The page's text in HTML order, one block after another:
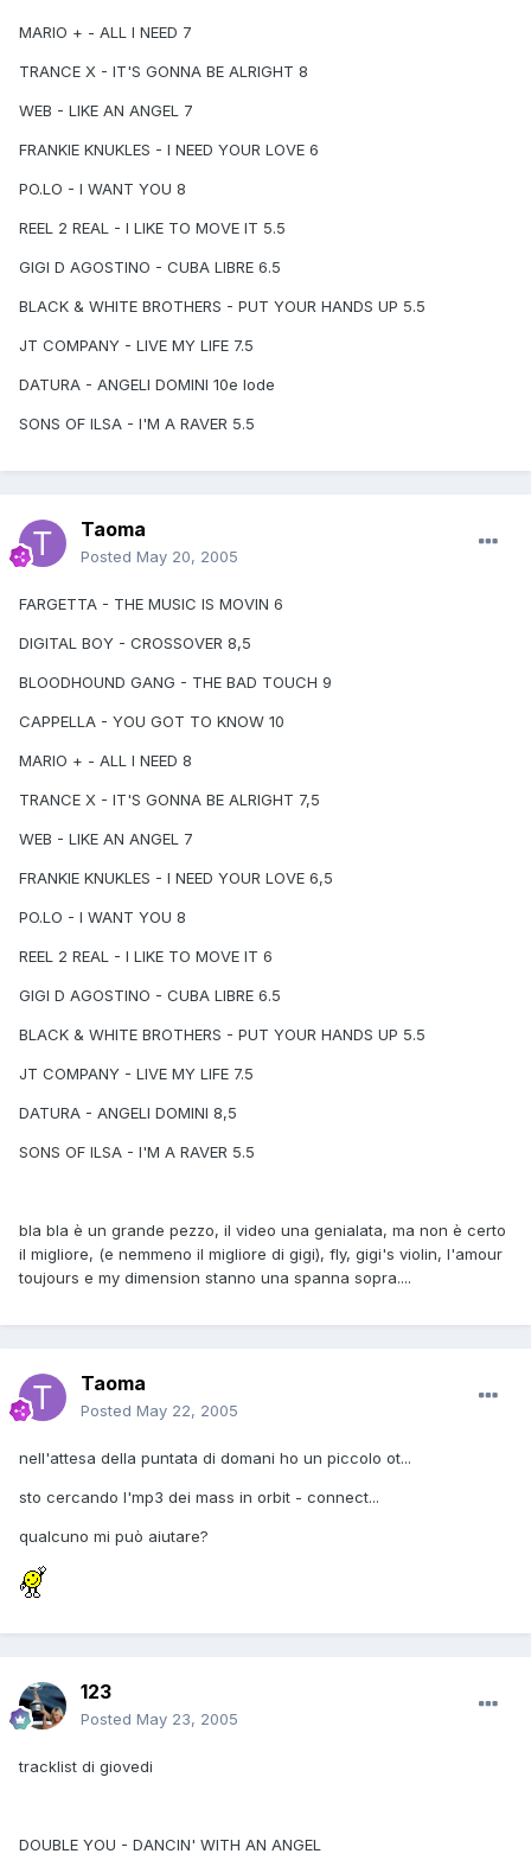
MARIO + - ALL I NEED 7
TRANCE X - IT'S GONNA BE ALRIGHT 8
WEB - LIKE AN ANGEL 7
FRANKIE KNUKLES - I NEED YOUR LOVE 6
PO.LO - I WANT YOU 8
REEL 2 REAL - I LIKE TO MOVE IT 5.5
GIGI D AGOSTINO - CUBA LIBRE 6.5
BLACK & WHITE BROTHERS - PUT YOUR HANDS UP 5.5
JT COMPANY - LIVE MY LIFE 7.5
DATURA - ANGELI DOMINI 10e lode
SONS OF ILSA - I'M A RAVER 5.5
Taoma
Posted May 20, 2005
FARGETTA - THE MUSIC IS MOVIN 6
DIGITAL BOY - CROSSOVER 8,5
BLOODHOUND GANG - THE BAD TOUCH 9
CAPPELLA - YOU GOT TO KNOW 10
MARIO + - ALL I NEED 8
TRANCE X - IT'S GONNA BE ALRIGHT 7,5
WEB - LIKE AN ANGEL 7
FRANKIE KNUKLES - I NEED YOUR LOVE 6,5
PO.LO - I WANT YOU 8
REEL 2 REAL - I LIKE TO MOVE IT 6
GIGI D AGOSTINO - CUBA LIBRE 6.5
BLACK & WHITE BROTHERS - PUT YOUR HANDS UP 5.5
JT COMPANY - LIVE MY LIFE 7.5
DATURA - ANGELI DOMINI 8,5
SONS OF ILSA - I'M A RAVER 5.5
bla bla è un grande pezzo, il video una genialata, ma non è certo
il migliore, (e nemmeno il migliore di gigi), fly, gigi's violin, l'amour
toujours e my dimension stanno una spanna sopra....
Taoma
Posted May 22, 2005
nell'attesa della puntata di domani ho un piccolo ot...
sto cercando l'mp3 dei mass in orbit - connect...
qualcuno mi può aiutare?
123
Posted May 23, 2005
tracklist di giovedi
DOUBLE YOU - DANCIN' WITH AN ANGEL